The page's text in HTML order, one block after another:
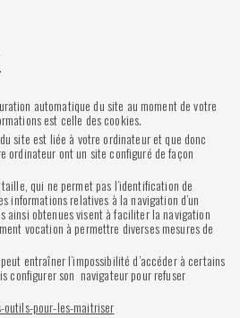
automatique du site au moment de votre
est celle des cookies.
site est liée à votre ordinateur et que donc
ordinateur ont un site configuré de façon
qui ne permet pas l’identification de
informations relatives à la navigation d’un
ainsi obtenues visent à faciliter la navigation
vocation à permettre diverses mesures de
entraîner l’impossibilité d’accéder à certains
configurer son navigateur pour refuser
pour-les-maitriser